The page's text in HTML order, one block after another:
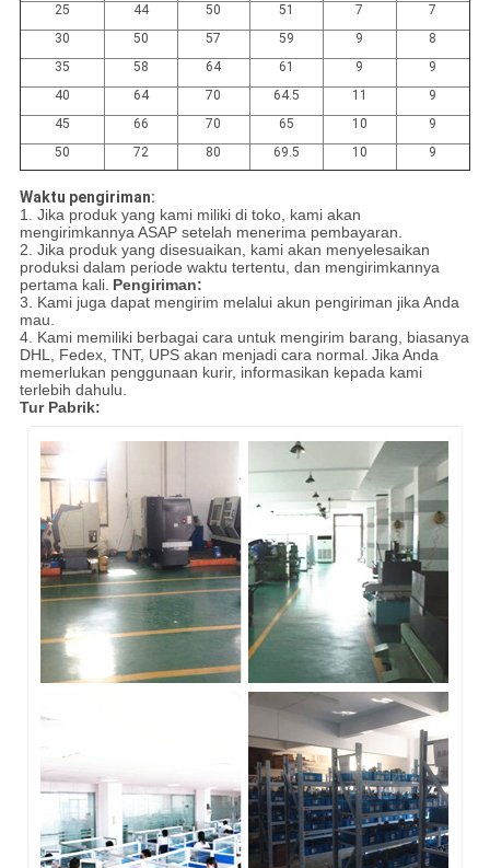
25
44 50 51 7
7
30
50 57 59 9
8
35
58 64 61 9
9
40
64 70 64.5 11
9
45
66 70 65 10
9
50
72 80 69.5 10 9
Waktu pengiriman:
1. Jika produk yang kami miliki di toko, kami akan
mengirimkannya ASAP setelah menerima pembayaran.
2. Jika produk yang disesuaikan, kami akan menyelesaikan
produksi dalam periode waktu tertentu, dan mengirimkannya
pertama kali. Pengiriman:
3. Kami juga dapat mengirim melalui akun pengiriman jika Anda
mau.
4. Kami memiliki berbagai cara untuk mengirim barang, biasanya
DHL, Fedex, TNT, UPS akan menjadi cara normal. Jika Anda
memerlukan penggunaan kurir, informasikan kepada kami
terlebih dahulu.
Tur Pabrik: